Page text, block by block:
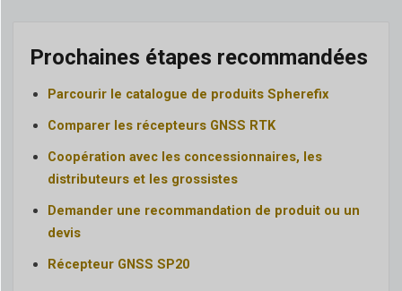
Prochaines étapes recommandées
Parcourir le catalogue de produits Spherefix
Comparer les récepteurs GNSS RTK
Coopération avec les concessionnaires, les
distributeurs et les grossistes
Demander une recommandation de produit ou un
devis
Récepteur GNSS SP20